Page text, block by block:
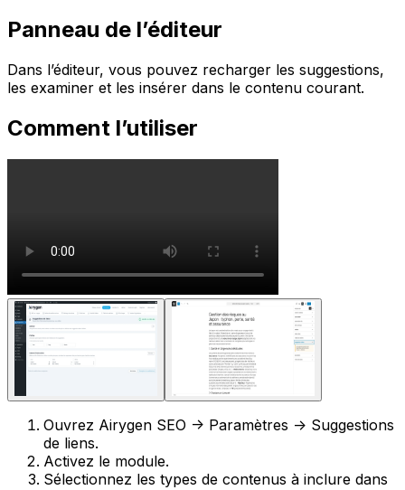
Panneau de l’éditeur
Dans l’éditeur, vous pouvez recharger les suggestions,
les examiner et les insérer dans le contenu courant.
Comment l’utiliser
Ouvrez Airygen SEO -> Paramètres -> Suggestions
de liens.
Activez le module.
Sélectionnez les types de contenus à inclure dans